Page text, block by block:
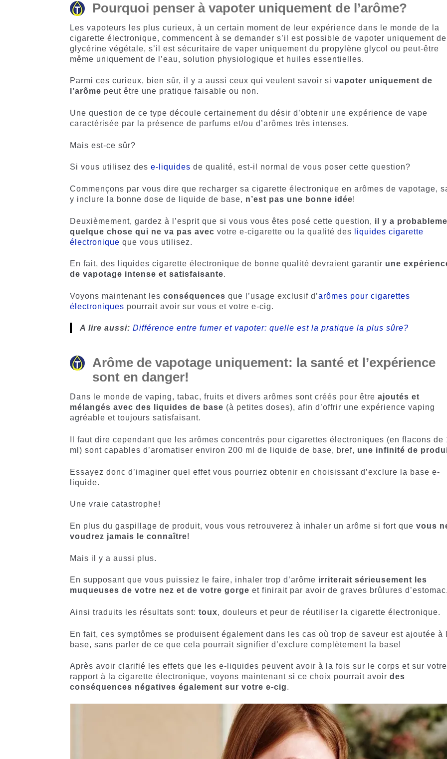
Pourquoi penser à vapoter uniquement de l’arôme?
Les vapoteurs les plus curieux, à un certain moment de leur expérience dans le monde de la
cigarette électronique, commencent à se demander s’il est possible de vapoter uniquement
glycérine végétale, s’il est sécuritaire de vaper uniquement du propylène glycol ou peut-être
même uniquement de l’eau, solution physiologique et huiles essentielles.
Parmi ces curieux, bien sûr, il y a aussi ceux qui veulent savoir sivapoter uniquement de
l’arôme peut être une pratique faisable ou non.
Une question de ce type découle certainement du désir d’obtenir une expérience de vape
caractérisée par la présence de parfums et/ou d’arômes très intenses.
Mais est-ce sûr?
Si vous utilisez dese-liquides de qualité, est-il normal de vous poser cette question?
Commençons par vous dire que recharger sa cigarette électronique en arômes de vapotage,
y inclure la bonne dose de liquide de base, n’est pas une bonne idée!
Deuxièmement, gardez à l’esprit que si vous vous êtes posé cette question, il y a
quelque chose qui ne va pas avec votre e-cigarette ou la qualité des
liquides cigarette
électronique que vous utilisez.
En fait, des liquides cigarette électronique de bonne qualité devraient garantir une
de vapotage intense et satisfaisante.
Voyons maintenant lesconséquences que l’usage exclusif d’arômes pour cigarettes
électroniques pourrait avoir sur vous et votre e-cig.
A lire aussi:Différence entre fumer et vapoter: quelle est la pratique la plus sûre?
Arôme de vapotage uniquement: la santé et l’expérience
sont en danger!
Dans le monde de vaping, tabac, fruits et divers arômes sont créés pour êtreajoutés et
mélangés avec des liquides de base (à petites doses), afin d’offrir une expérience vaping
agréable et toujours satisfaisant.
Il faut dire cependant que les arômes concentrés pour cigarettes électroniques (en flacons de
ml) sont capables d’aromatiser environ 200 ml de liquide de base, bref, une infinité de
Essayez donc d’imaginer quel effet vous pourriez obtenir en choisissant d’exclure la base e-
liquide.
Une vraie catastrophe!
En plus du gaspillage de produit, vous vous retrouverez à inhaler un arôme si fort quevous
voudrez jamais le connaître!
Mais il y a aussi plus.
En supposant que vous puissiez le faire, inhaler trop d’arôme irriterait sérieusement les
muqueuses de votre nez et de votre gorge et finirait par avoir de graves brûlures
Ainsi traduits les résultats sont:toux, douleurs et peur de réutiliser la cigarette électronique.
En fait, ces symptômes se produisent également dans les cas où trop de saveur est ajoutée à
base, sans parler de ce que cela pourrait signifier d’exclure complètement la base!
Après avoir clarifié les effets que les e-liquides peuvent avoir à la fois sur le corps et sur votre
rapport à la cigarette électronique, voyons maintenant si ce choix pourrait avoirdes
conséquences négatives également sur votre e-cig.